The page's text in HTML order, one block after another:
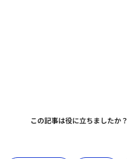
この記事は役に立ちましたか？